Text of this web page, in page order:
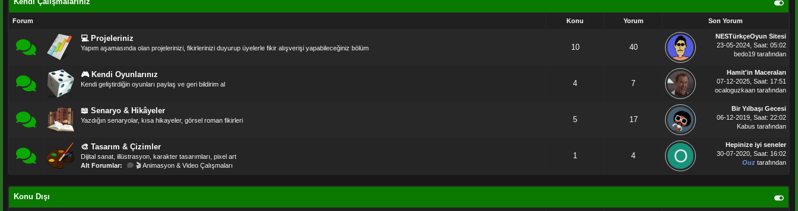
Forum Konu Yorum Son Yorum
💻 Projeleriniz
Yapım aşamasında olan projelerinizi, fikirlerinizi duyurup üyelerle fikir alışverişi yapabileceğiniz bölüm 10 40
NESTürkçeOyun Sitesi
23-05-2024, Saat: 05:02
bedo19 tarafından
🎮 Kendi Oyunlarınız
Kendi geliştirdiğin oyunları paylaş ve geri bildirim al 4 7
Hamit'in Maceraları
07-12-2025, Saat: 17:51
ocaloguzkaan tarafından
📖 Senaryo & Hikâyeler
Yazdığın senaryolar, kısa hikayeler, görsel roman fikirleri 5 17
Bir Yılbaşı Gecesi
06-12-2019, Saat: 22:02
Kabus tarafından
🎨 Tasarım & Çizimler
Dijital sanat, illüstrasyon, karakter tasarımları, pixel art
Alt Forumlar:
🎬 Animasyon & Video Çalışmaları
1 4
Hepinize iyi seneler
30-07-2020, Saat: 16:02
Ouz tarafından
Konu Dışı